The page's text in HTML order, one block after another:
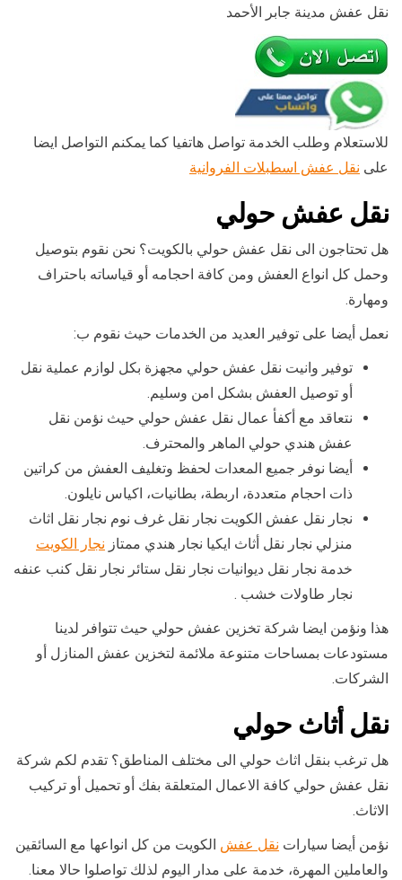
نقل عفش مدينة جابر الأحمد
للاستعلام وطلب الخدمة تواصل هاتفيا كما يمكنم التواصل ايضا
على نقل عفش اسطبلات الفروانية
نقل عفش حولي
هل تحتاجون الى نقل عفش حولي بالكويت؟ نحن نقوم بتوصيل
وحمل كل انواع العفش ومن كافة احجامه أو قياساته باحتراف
ومهارة.
نعمل أيضا على توفير العديد من الخدمات حيث نقوم ب:
توفير وانيت نقل عفش حولي مجهزة بكل لوازم عملية نقل
أو توصيل العفش بشكل امن وسليم.
نتعاقد مع أكفأ عمال نقل عفش حولي حيث نؤمن نقل
عفش هندي حولي الماهر والمحترف.
أيضا نوفر جميع المعدات لحفظ وتغليف العفش من كراتين
ذات احجام متعددة، اربطة، بطانيات، اكياس نايلون.
نجار نقل عفش الكويت نجار نقل غرف نوم نجار نقل اثاث
منزلي نجار نقل أثاث ايكيا نجار هندي ممتاز نجار الكويت
خدمة نجار نقل ديوانيات نجار نقل ستائر نجار نقل كنب عنفه
نجار طاولات خشب .
هذا ونؤمن ايضا شركة تخزين عفش حولي حيث تتوافر لدينا
مستودعات بمساحات متنوعة ملائمة لتخزين عفش المنازل أو
الشركات.
نقل أثاث حولي
هل ترغب بنقل اثاث حولي الى مختلف المناطق؟ تقدم لكم شركة
نقل عفش حولي كافة الاعمال المتعلقة بفك أو تحميل أو تركيب
الاثاث.
نؤمن أيضا سيارات نقل عفش الكويت من كل انواعها مع السائقين
والعاملين المهرة، خدمة على مدار اليوم لذلك تواصلوا حالا معنا.